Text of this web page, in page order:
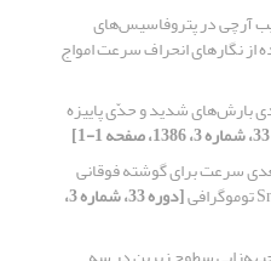
آرچی در پتروفاسیس‌های
از نگارهای انحراف سرعت امواج
بارش‌های شدید و حدّی پاییزه
سرعت برای گوشته فوقانی
[دوره 33، شماره 3،